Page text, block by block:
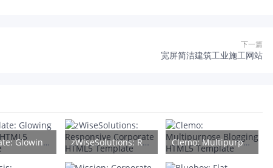
下一篇
宽屏简洁建筑工业施工网站
Tessellate: Glowing Minimal HTML5 Template zWiseSolutions: Responsive Corporate HTML5 Template Clemo: Multipurpose Blogging HTML5 Template